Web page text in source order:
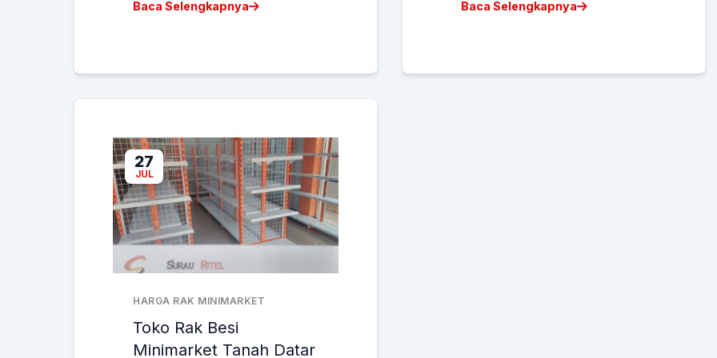
Baca Selengkapnya Baca Selengkapnya
27
JUL
HARGA RAK MINIMARKET
Toko Rak Besi
Minimarket Tanah Datar